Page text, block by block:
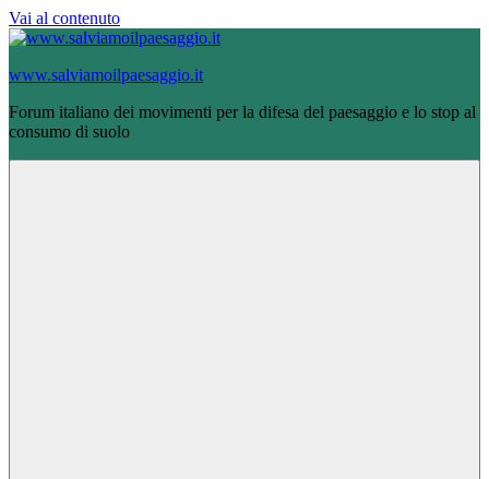
Vai al contenuto
www.salviamoilpaesaggio.it
Forum italiano dei movimenti per la difesa del paesaggio e lo stop al
consumo di suolo